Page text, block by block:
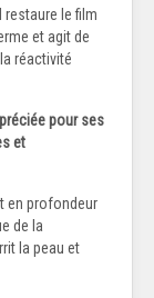
restaure le film
et agit de
réactivité
pour ses
et
en profondeur
de la
la peau et